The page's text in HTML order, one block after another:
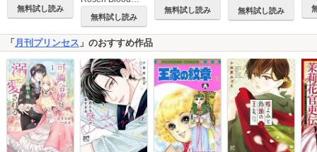
無料試し読み
無料試し読み
無料試し読み 無料試し読み
「 月刊プリンセス 」のおすすめ作品